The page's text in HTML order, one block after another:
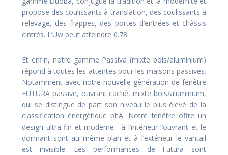
propose des coulissants à translation, des coulissants à
relevage, des frappes, des portes d’entrées et châssis
cintrés. L’Uw peut atteindre 0.78.
Et enfin, notre gamme Passiva (mixte bois/aluminium)
répond à toutes les attentes pour les maisons passives.
Notamment avec notre nouvelle génération de fenêtre
FUTURA passive, ouvrant caché, mixte bois/aluminium,
qui se distingue de part son niveau le plus élevé de la
classification énergétique phA. Notre fenêtre offre un
design ultra fin et moderne : à l’intérieur l’ouvrant et le
dormant sont au même plan et à l’extérieur le vantail
est invisible. Les performances de Futura sont